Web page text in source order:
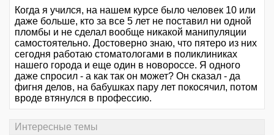
Когда я учился, на нашем курсе было человек 10 или
даже больше, кто за все 5 лет не поставил ни одной
пломбы и не сделал вообще никакой манипуляции
самостоятельно. Достоверно знаю, что пятеро из них
сегодня работаю стоматологами в поликлиниках
нашего города и еще один в новороссе. Я одного
даже спросил - а как так он может? Он сказал - да
фигня делов, на бабушках пару лет покосячил, потом
вроде втянулся в профессию.
Интересные темы